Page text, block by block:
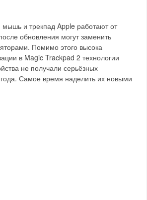
мышь и трекпад Apple работают от
обновления могут заменить
Помимо этого высока
в Magic Trackpad 2 технологии
не получали серьёзных
Самое время наделить их новыми